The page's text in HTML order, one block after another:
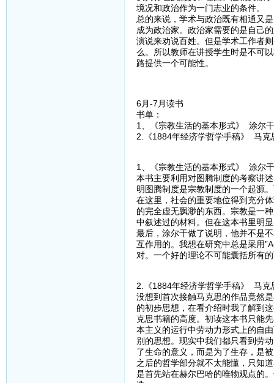
境况和政治作为一门志业的条件。
总的来说，学术与政治既有相通又
成为政治家。政治家需要的是自己
演说来劝说百姓。但是学术工作者
么。所以教师在讲授学生时是不可
路提供一个可能性。
6月-7月读书
书单：
1、《宗教生活的基本形式》 涂尔干
2.《1884年经济学哲学手稿》 马克
1、《宗教生活的基本形式》 涂尔干
本书主要利用对图腾制度的考察讲
明图腾制度是宗教制度的一个起源
在这里，社会的重要地位得到充分
的完全虚无飘渺的东西。宗教是一
中叙述过的材料。但在这本书里明
最后，涂尔干做了说明，他并不是
互作用的。我想在研究中总是采用
对。一个好的理论不可能囊括所有
2.《1884年经济学哲学手稿》 马克
没想到首次接触马克思的作品竟然
的初步思想，在看介绍时我了解到
克思书籍的高度。初读这本书只能
本主义的运行中劳动力形式上的自
别的思想。现实中我们都只看到劳
了生命的意义，而是为了生存，是
之后的哲学部分就不太能懂，只知
是首先站在赫尔巴哈的唯物观点的